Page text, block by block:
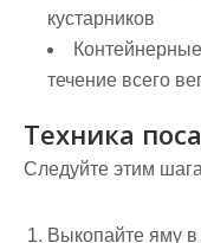
кустарников
течение всего
Техника
Следуйте этим
Выкопайте яму